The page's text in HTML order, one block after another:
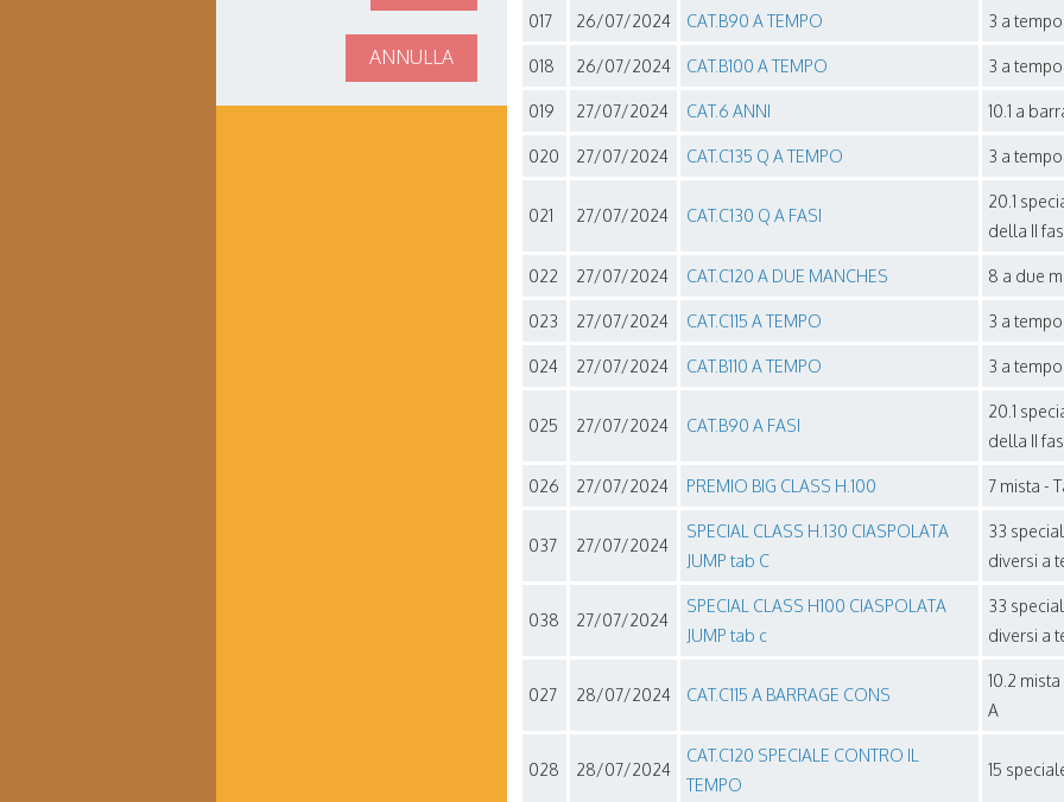
ANNULLA
017 26/07/2024 CAT.B90 A TEMPO 3 a
018 26/07/2024 CAT.B100 A TEMPO 3 a
019 27/07/2024 CAT.6 ANNI 10.1 a
020 27/07/2024 CAT.C135 Q A TEMPO 3 a
021 27/07/2024 CAT.C130 Q A FASI
20.1
della II
022 27/07/2024 CAT.C120 A DUE MANCHES 8 a due
023 27/07/2024 CAT.C115 A TEMPO 3 a
024 27/07/2024 CAT.B110 A TEMPO 3 a
025 27/07/2024 CAT.B90 A FASI
20.1
della II
026 27/07/2024 PREMIO BIG CLASS H.100 7 mista -
037 27/07/2024
SPECIAL CLASS H.130 CIASPOLATA
JUMP tab C
33
diversi a
038 27/07/2024
SPECIAL CLASS H100 CIASPOLATA
JUMP tab c
33
diversi a
027 28/07/2024 CAT.C115 A BARRAGE CONS
10.2
A
028 28/07/2024
CAT.C120 SPECIALE CONTRO IL
TEMPO
15